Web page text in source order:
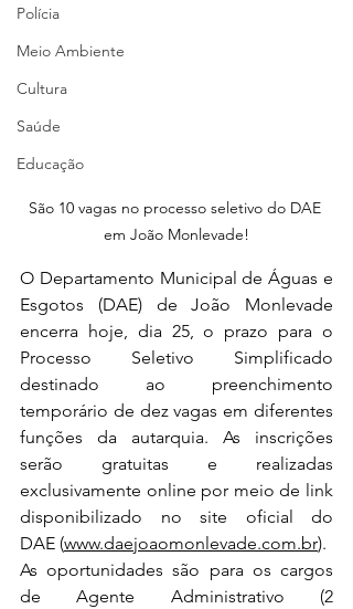
Polícia
Meio Ambiente
Cultura
Saúde
Educação
São 10 vagas no processo seletivo do DAE
em João Monlevade!
O Departamento Municipal de Águas e
Esgotos (DAE) de João Monlevade
encerra hoje, dia 25, o prazo para o
Processo Seletivo Simplificado
destinado ao preenchimento
temporário de dez vagas em diferentes
funções da autarquia. As inscrições
serão gratuitas e realizadas
exclusivamente online por meio de link
disponibilizado no site oficial do
DAE (www.daejoaomonlevade.com.br).
As oportunidades são para os cargos
de Agente Administrativo (2